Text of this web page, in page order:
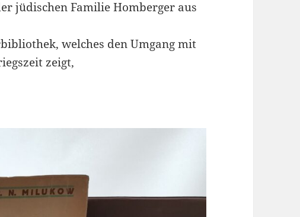
jüdischen Familie Homberger aus
welches den Umgang mit
zeigt,